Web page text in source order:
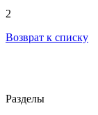
2
Возврат к списку
Разделы